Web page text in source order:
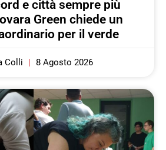
e città sempre più
Green chiede un
per il verde
Colli 8 Agosto 2026